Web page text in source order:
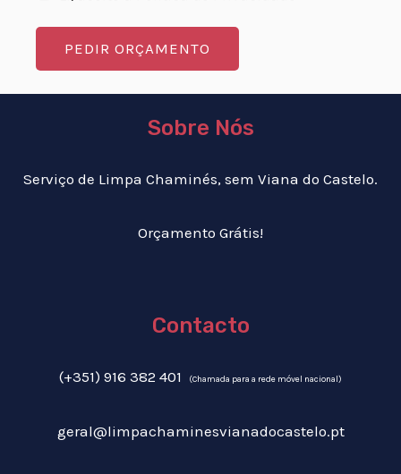
PEDIR ORÇAMENTO
Sobre Nós
Serviço de Limpa Chaminés, sem Viana do Castelo.
Orçamento Grátis!
Contacto
(+351) 916 382 401 (Chamada para a rede móvel nacional)
geral@limpachaminesvianadocastelo.pt